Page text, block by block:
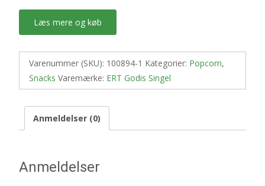
Læs mere og køb
Varenummer (SKU): 100894-1 Kategorier: Popcorn,
Snacks Varemærke: ERT Godis Singel
Anmeldelser (0)
Anmeldelser